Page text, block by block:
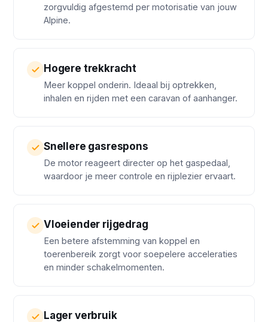
zorgvuldig afgestemd per motorisatie van jouw
Alpine.
Hogere trekkracht
Meer koppel onderin. Ideaal bij optrekken,
inhalen en rijden met een caravan of aanhanger.
Snellere gasrespons
De motor reageert directer op het gaspedaal,
waardoor je meer controle en rijplezier ervaart.
Vloeiender rijgedrag
Een betere afstemming van koppel en
toerenbereik zorgt voor soepelere acceleraties
en minder schakelmomenten.
Lager verbruik